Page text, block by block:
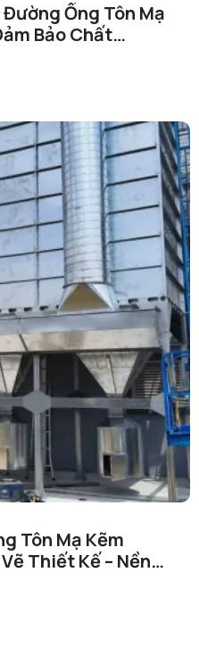
Ống Tôn Mạ
Bảo Chất
Tôn Mạ Kẽm
Thiết Kế – Nền
Gió Hiệu Quả